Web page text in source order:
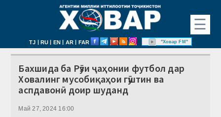
☰
TJ | RU | EN | AR | FAR "Ховар FM"
Бахшида ба Рӯзи ҷаҳонии футбол дар
Ховалинг мусобиқаҳои гӯштин ва
аспдавонӣ доир шуданд
Май 27, 2024 16:00